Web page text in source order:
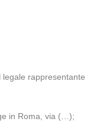
in Roma, via (…);